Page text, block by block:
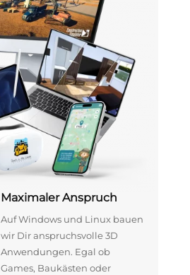
Maximaler Anspruch
Auf Windows und Linux bauen
wir Dir anspruchsvolle 3D
Anwendungen. Egal ob
Games, Baukästen oder